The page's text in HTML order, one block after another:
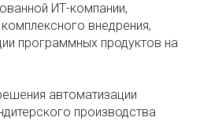
ИТ-компании,
внедрения,
программных продуктов на
автоматизации
производства